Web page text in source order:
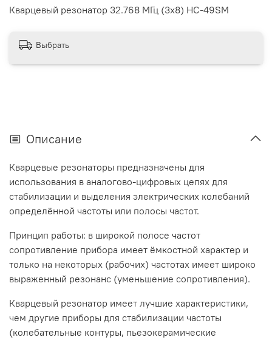
Кварцевый резонатор 32.768 МГц (3x8) HC-49SM
Выбрать
Описание
Кварцевые резонаторы предназначены для
использования в аналогово-цифровых цепях для
стабилизации и выделения электрических колебаний
определённой частоты или полосы частот.
Принцип работы: в широкой полосе частот
сопротивление прибора имеет ёмкостной характер и
только на некоторых (рабочих) частотах имеет широко
выраженный резонанс (уменьшение сопротивления).
Кварцевый резонатор имеет лучшие характеристики,
чем другие приборы для стабилизации частоты
(колебательные контуры, пьезокерамические